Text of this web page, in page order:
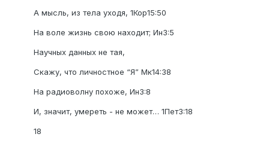
А мысль, из тела уходя, 1Кор15:50
На воле жизнь свою находит; Ин3:5
Научных данных не тая,
Скажу, что личностное “Я” Мк14:38
На радиоволну похоже, Ин3:8
И, значит, умереть - не может… 1Пет3:18
18